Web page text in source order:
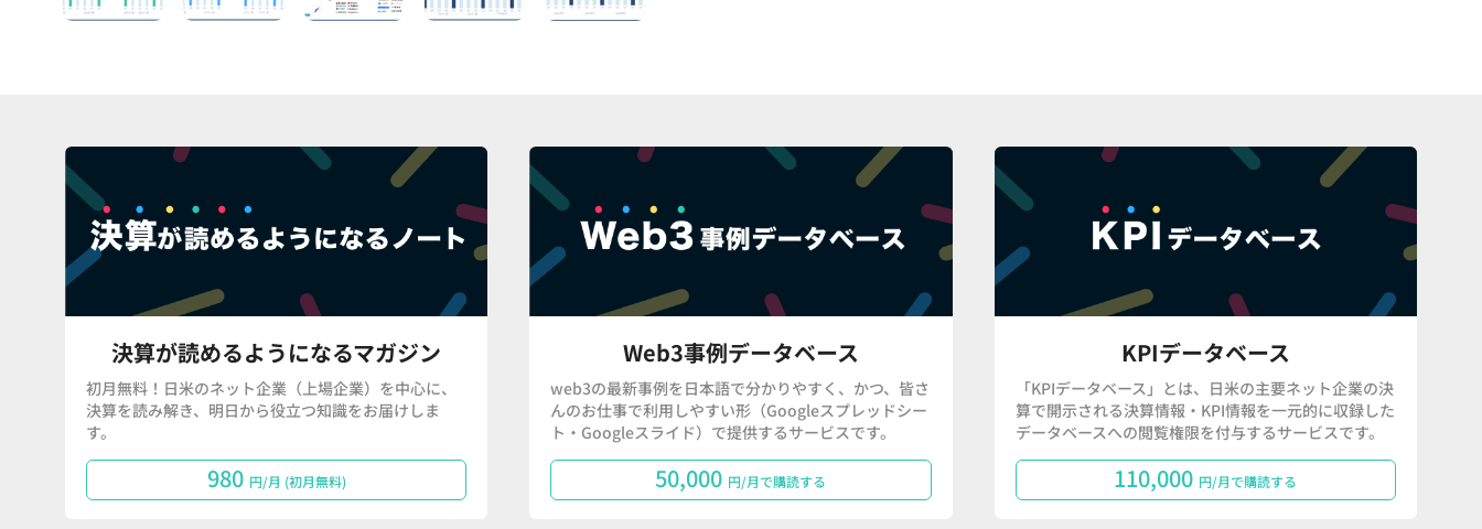
決算が読めるようになるマガジン
初月無料！日米のネット企業（上場企業）を中心に、
決算を読み解き、明日から役立つ知識をお届けしま
す。
980 円/月 (初月無料)
Web3事例データベース
web3の最新事例を日本語で分かりやすく、かつ、皆さ
んのお仕事で利用しやすい形（Googleスプレッドシー
ト・Googleスライド）で提供するサービスです。
50,000 円/月で購読する
KPIデータベース
「KPIデータベース」とは、日米の主要ネット企業の決
算で開示される決算情報・KPI情報を一元的に収録した
データベースへの閲覧権限を付与するサービスです。
110,000 円/月で購読する